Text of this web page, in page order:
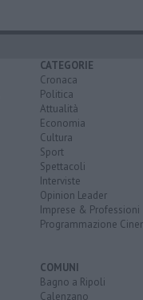
CATEGORIE
Cronaca
Politica
Attualità
Economia
Cultura
Sport
Spettacoli
Interviste
Opinion Leader
Imprese & Professioni
Programmazione
COMUNI
Bagno a Ripoli
Calenzano